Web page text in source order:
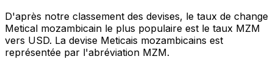
D'après notre classement des devises, le taux de change
Metical mozambicain le plus populaire est le taux MZM
vers USD. La devise Meticais mozambicains est
représentée par l'abréviation MZM.